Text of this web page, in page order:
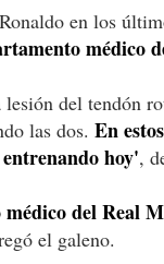
en los
médico
del tendón
las dos. En
hoy',
médico del Real
el galeno.